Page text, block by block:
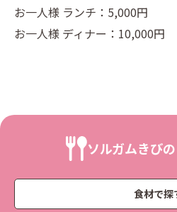
お一人様 ランチ：5,000円
お一人様 ディナー：10,000円
ソルガムきび
食材で探